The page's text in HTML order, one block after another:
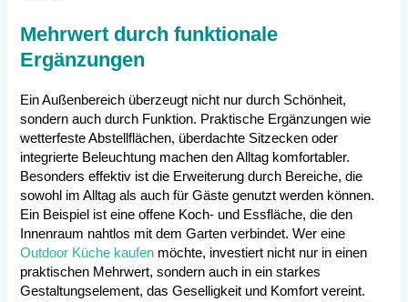
Mehrwert durch funktionale
Ergänzungen
Ein Außenbereich überzeugt nicht nur durch Schönheit,
sondern auch durch Funktion. Praktische Ergänzungen wie
wetterfeste Abstellflächen, überdachte Sitzecken oder
integrierte Beleuchtung machen den Alltag komfortabler.
Besonders effektiv ist die Erweiterung durch Bereiche, die
sowohl im Alltag als auch für Gäste genutzt werden können.
Ein Beispiel ist eine offene Koch- und Essfläche, die den
Innenraum nahtlos mit dem Garten verbindet. Wer eine
Outdoor Küche kaufen möchte, investiert nicht nur in einen
praktischen Mehrwert, sondern auch in ein starkes
Gestaltungselement, das Geselligkeit und Komfort vereint.